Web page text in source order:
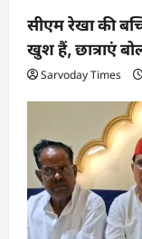
सीएम रेखा की
खुश हैं, छात्राएं
Sarvoday Times